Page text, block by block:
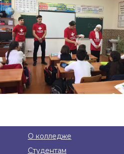
О колледже
Студентам